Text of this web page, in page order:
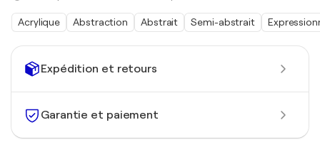
Expédition et retours
Garantie et paiement
Acrylique Abstraction Abstrait Semi-abstrait